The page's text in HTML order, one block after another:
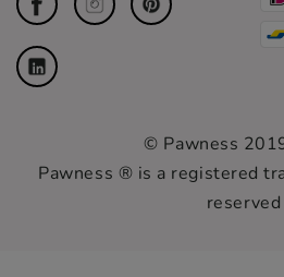
© Pawness
Pawness ® is a registered
reserved